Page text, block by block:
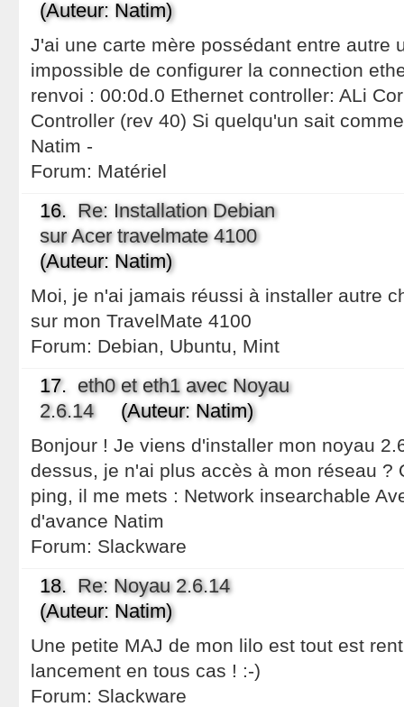
(Auteur: Natim)
J'ai une carte mère possédant entre autre
impossible de configurer la connection
renvoi : 00:0d.0 Ethernet controller: ALi
Controller (rev 40) Si quelqu'un sait
Natim -
Forum: Matériel
16. Re: Installation Debian
sur Acer travelmate 4100
(Auteur: Natim)
Moi, je n'ai jamais réussi à installer autre
sur mon TravelMate 4100
Forum: Debian, Ubuntu, Mint
17. eth0 et eth1 avec Noyau
2.6.14(Auteur: Natim)
Bonjour ! Je viens d'installer mon noyau
dessus, je n'ai plus accès à mon réseau ?
ping, il me mets : Network insearchable
d'avance Natim
Forum: Slackware
18. Re: Noyau 2.6.14
(Auteur: Natim)
Une petite MAJ de mon lilo est tout est
lancement en tous cas ! :-)
Forum: Slackware